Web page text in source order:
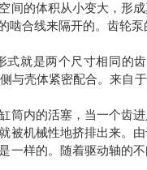
间的体积从小变大，形
合线来隔开的。齿轮
就是两个尺寸相同的
与壳体紧密配合。来
筒内的活塞，当一个齿
被机械性地挤排出来。
一样的。随着驱动轴的